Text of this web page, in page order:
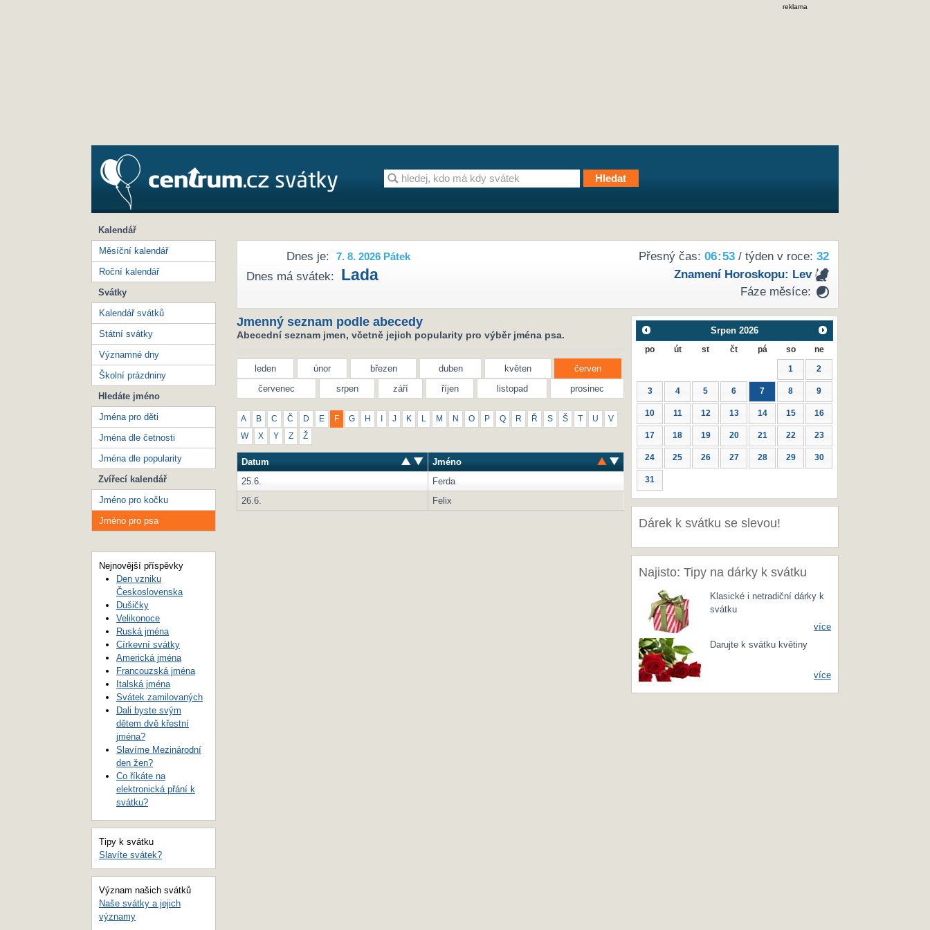
reklama
Přesný čas: 06 53/ týden v roce: 32
Znamení Horoskopu: Lev
Fáze měsíce:
Dnes je: 7. 8. 2026 Pátek
Dnes má svátek: Lada
Jmenný seznam podle abecedy
Abecední seznam jmen, včetně jejich popularity pro výběr jména psa.
leden únor březen duben květen
červen
červenec
srpen září říjen listopad prosinec
A B C Č D E F G H J K M N O P Q R Ř S Š T U V
W X Y Z Ž
Datum
Jméno
25.6.
Ferda
26.6.
Felix
Srpen 2026
po út st čt pá so ne
1 2
3 4 5 6 7 8 9
10 11 12 13 14 15 16
17 18 19 20 21 22 23
24 25 26 27 28 29 30
31
Dárek k svátku se slevou!
Najisto: Tipy na dárky k svátku
Klasické i netradiční dárky k
svátku
více
Darujte k svátku květiny
více
Kalendář
Měsíční kalendář
Roční kalendář
Svátky
Kalendář svátků
Státní svátky
Významné dny
Školní prázdniny
Hledáte jméno
Jména pro děti
Jména dle četnosti
Jména dle popularity
Zvířecí kalendář
Jméno pro kočku
Jméno pro psa
Nejnovější příspěvky
Den vzniku
Československa
Dušičky
Velikonoce
Ruská jména
Církevní svátky
Americká jména
Francouzská jména
Italská jména
Svátek zamilovaných
Dali byste svým
dětem dvě křestní
jména?
Slavíme Mezinárodní
den žen?
Co říkáte na
elektronická přání k
svátku?
Tipy k svátku
Slavíte svátek?
Význam našich svátků
Naše svátky a jejich
významy